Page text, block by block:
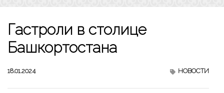
Гастроли в столице
Башкортостана
18.01.2024 НОВОСТИ